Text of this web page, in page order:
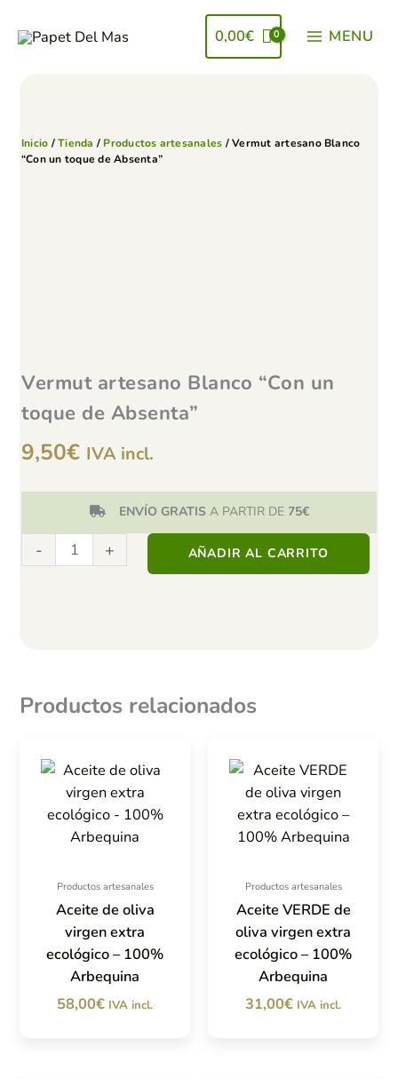
0,00€ MENU
Inicio /Tienda / Productos artesanales / Vermut artesano Blanco
“Con un toque de Absenta”
Vermut artesano Blanco “Con un
toque de Absenta”
9,50€ IVA incl.
A partir de 75€ envío gratis
ENVÍO GRATISA PARTIR DE 75€
-
artesano
Absenta”
+ AÑADIR AL CARRITO
Productos relacionados
Productos artesanales
Aceite de oliva
virgen extra
ecológico – 100%
Arbequina
58,00€ IVA incl.
Productos artesanales
Aceite VERDE de
oliva virgen extra
ecológico – 100%
Arbequina
31,00€ IVA incl.